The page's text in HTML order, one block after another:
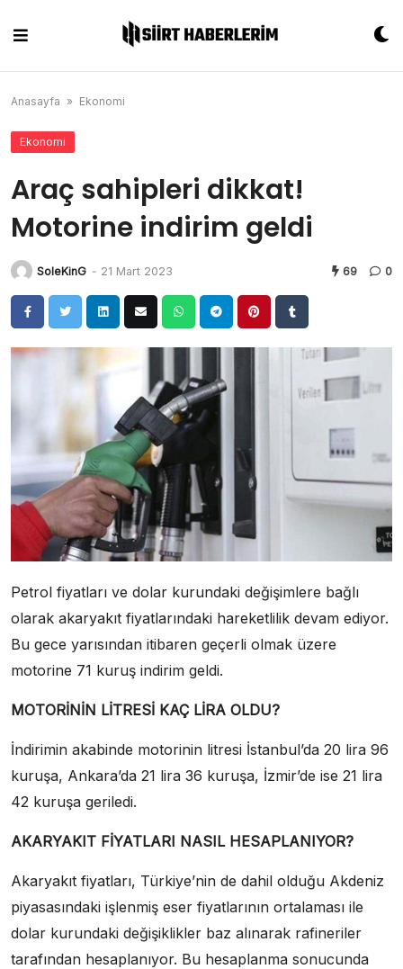
content
Anasayfa » Ekonomi
Ekonomi
Araç sahipleri dikkat!
Motorine indirim geldi
SoleKinG - 21 Mart 2023 69 0
Petrol fiyatları ve dolar kurundaki değişimlere bağlı
olarak akaryakıt fiyatlarındaki hareketlilik devam ediyor.
Bu gece yarısından itibaren geçerli olmak üzere
motorine 71 kuruş indirim geldi.
MOTORİNİN LİTRESİ KAÇ LİRA OLDU?
İndirimin akabinde motorinin litresi İstanbul’da 20 lira 96
kuruşa, Ankara’da 21 lira 36 kuruşa, İzmir’de ise 21 lira
42 kuruşa geriledi.
AKARYAKIT FİYATLARI NASIL HESAPLANIYOR?
Akaryakıt fiyatları, Türkiye’nin de dahil olduğu Akdeniz
piyasasındaki işlenmiş eser fiyatlarının ortalaması ile
dolar kurundaki değişiklikler baz alınarak rafineriler
tarafından hesaplanıyor. Bu hesaplanma sonucunda